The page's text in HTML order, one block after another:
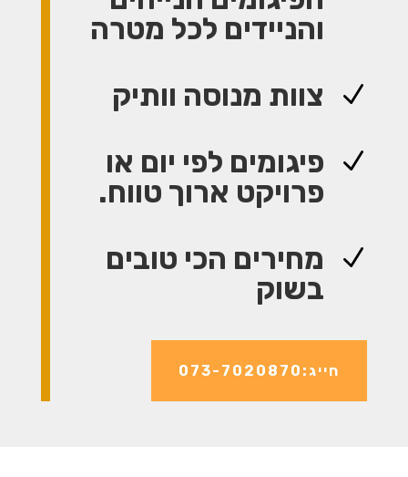
והניידים לכל מטרה
N צוות מנוסה וותיק
N
פיגומים לפי יום או
פרויקט ארוך טווח.
N
מחירים הכי טובים
בשוק
חייג:073-7020870